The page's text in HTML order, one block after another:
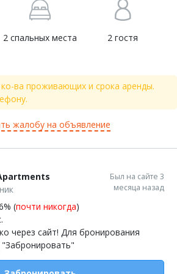
2 спальных места 2 гостя
ва проживающих и срока аренды.
жалобу на объявление
Был на сайте 3
месяца назад
(почти никогда)
через сайт! Для бронирования
"Забронировать"